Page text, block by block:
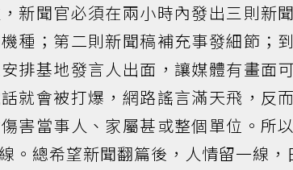
新聞官必須在兩小時內發出三則新
種；第二則新聞稿補充事發細節；
排基地發言人出面，讓媒體有畫面
就會被打爆，網路謠言滿天飛，反
害當事人、家屬甚或整個單位。所
。總希望新聞翻篇後，人情留一線，